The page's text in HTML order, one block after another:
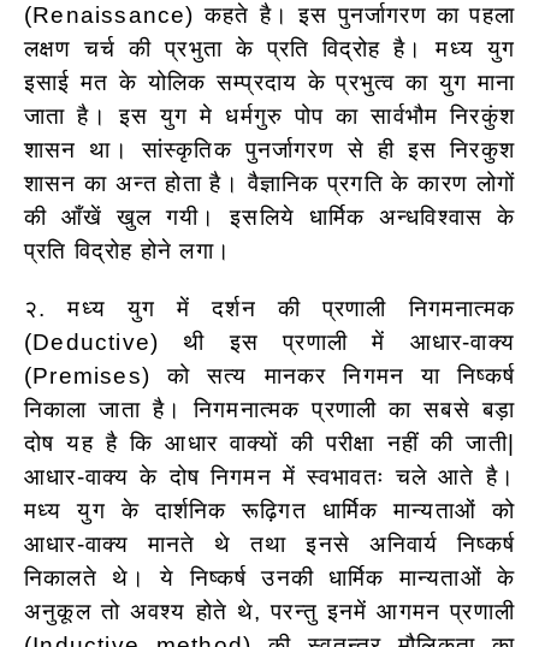
(Renaissance) कहते है। इस पुनर्जागरण का पहला
लक्षण चर्च की प्रभुता के प्रति विद्रोह है। मध्य युग
इसाई मत के योलिक सम्प्रदाय के प्रभुत्व का युग माना
जाता है। इस युग मे धर्मगुरु पोप का सार्वभौम निरकुंश
शासन था। सांस्कृतिक पुनर्जागरण से ही इस निरकुश
शासन का अन्त होता है। वैज्ञानिक प्रगति के कारण लोगों
की आँखें खुल गयी। इसलिये धार्मिक अन्धविश्वास के
प्रति विद्रोह होने लगा।
२. मध्य युग में दर्शन की प्रणाली निगमनात्मक
(Deductive) थी इस प्रणाली में आधार-वाक्य
(Premises) को सत्य मानकर निगमन या निष्कर्ष
निकाला जाता है। निगमनात्मक प्रणाली का सबसे बड़ा
दोष यह है कि आधार वाक्यों की परीक्षा नहीं की जाती|
आधार-वाक्य के दोष निगमन में स्वभावतः चले आते है।
मध्य युग के दार्शनिक रूढ़िगत धार्मिक मान्यताओं को
आधार-वाक्य मानते थे तथा इनसे अनिवार्य निष्कर्ष
निकालते थे। ये निष्कर्ष उनकी धार्मिक मान्यताओं के
अनुकूल तो अवश्य होते थे, परन्तु इनमें आगमन प्रणाली